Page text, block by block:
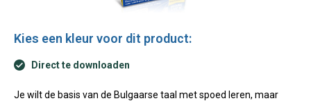
Kies een kleur voor dit product:
Direct te downloaden
Je wilt de basis van de Bulgaarse taal met spoed leren, maar